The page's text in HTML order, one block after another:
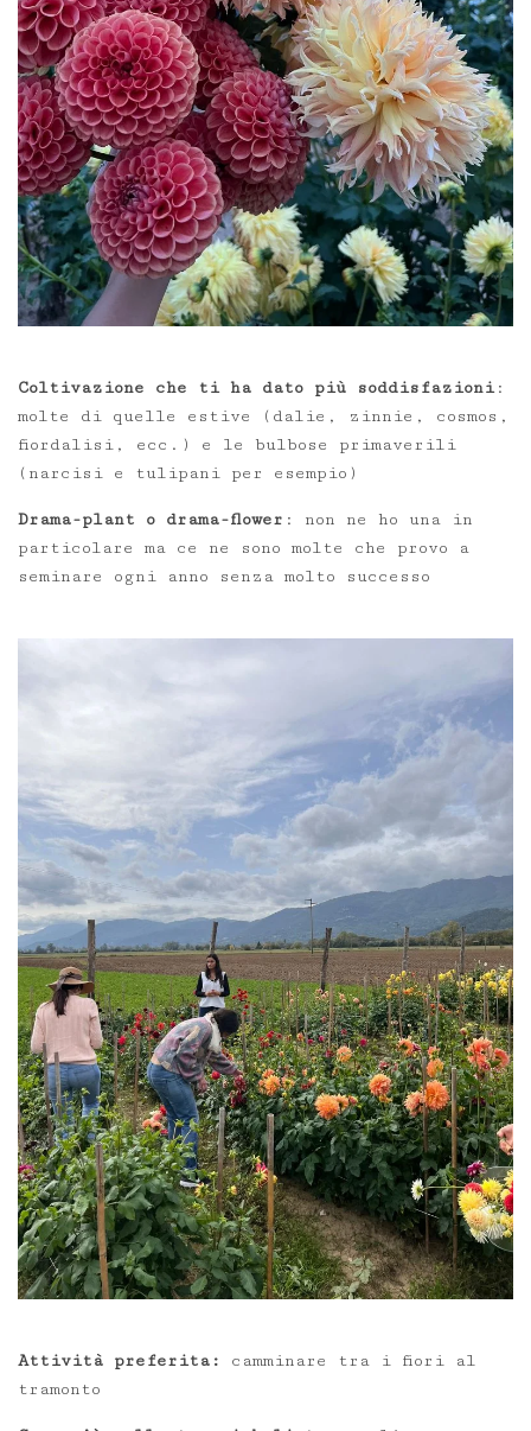
Coltivazione che ti ha dato più soddisfazioni:
molte di quelle estive (dalie, zinnie, cosmos,
fiordalisi, ecc.) e le bulbose primaverili
(narcisi e tulipani per esempio)
Drama-plant o drama-flower : non ne ho una in
particolare ma ce ne sono molte che provo a
seminare ogni anno senza molto successo
Attività preferita:
camminare tra i fiori al
tramonto